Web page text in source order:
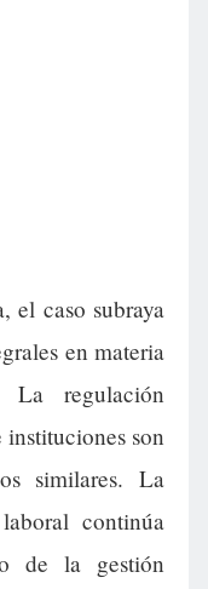
el caso subraya
en materia
regulación
son
similares. La
continúa
de la gestión